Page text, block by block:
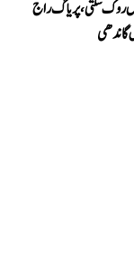
روک سکتی، پریاگ راج
گاندھی